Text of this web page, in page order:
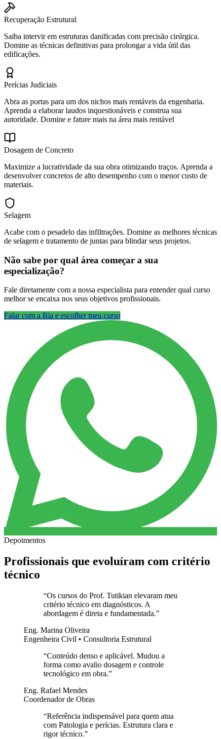
Recuperação Estrutural
Saiba intervir em estruturas danificadas com precisão cirúrgica.
Domine as técnicas definitivas para prolongar a vida útil das
edificações.
Perícias Judiciais
Abra as portas para um dos nichos mais rentáveis da engenharia.
Aprenda a elaborar laudos inquestionáveis e construa sua
autoridade. Domine e fature mais na área mais rentável
Dosagem de Concreto
Maximize a lucratividade da sua obra otimizando traços. Aprenda a
desenvolver concretos de alto desempenho com o menor custo de
materiais.
Selagem
Acabe com o pesadelo das infiltrações. Domine as melhores técnicas
de selagem e tratamento de juntas para blindar seus projetos.
Não sabe por qual área começar a sua
especialização?
Fale diretamente com a nossa especialista para entender qual curso
melhor se encaixa nos seus objetivos profissionais.
Falar com a Bia e escolher meu curso
Depoimentos
Profissionais que evoluíram com critério
técnico
“Os cursos do Prof. Tutikian elevaram meu
critério técnico em diagnósticos. A
abordagem é direta e fundamentada.”
Eng. Marina Oliveira
Engenheira Civil • Consultoria Estrutural
“Conteúdo denso e aplicável. Mudou a
forma como avalio dosagem e controle
tecnológico em obra.”
Eng. Rafael Mendes
Coordenador de Obras
“Referência indispensável para quem atua
com Patologia e perícias. Estrutura clara e
rigor técnico.”